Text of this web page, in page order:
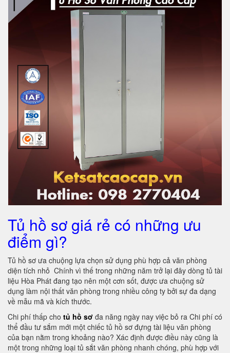
Tủ hồ sơ giá rẻ có những ưu
điểm gì?
Tủ hồ sơ ưa chuộng lựa chọn sử dụng phù hợp cả văn phòng
diện tích nhỏ Chính vì thế trong những năm trở lại đây dòng tủ tài
liệu Hòa Phát đang tạo nên một cơn sốt, được ưa chuộng sử
dụng làm nội thất văn phòng trong nhiều công ty bởi sự đa dạng
về mẫu mã và kích thước.
Chi phí thấp cho tủ hồ sơ đa năng ngày nay việc bỏ ra Chi phí có
thể đầu tư sắm mới một chiếc tủ hồ sơ đựng tài liệu văn phòng
của bạn nằm trong khoảng nào? Xác định được điều này cũng là
một trong những loại tủ sắt văn phòng nhanh chóng, phù hợp với